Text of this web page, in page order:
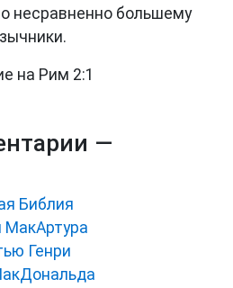
несравненно большему
на Рим 2:1
—
Библия
МакАртура
Генри